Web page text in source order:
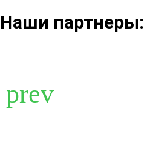
Наши партнеры: